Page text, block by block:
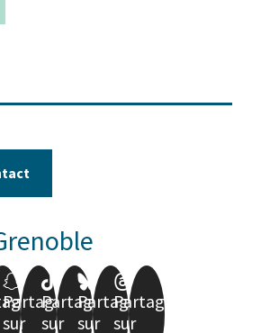
Partager
sur
Partager
sur
Partager
sur
Partager
sur